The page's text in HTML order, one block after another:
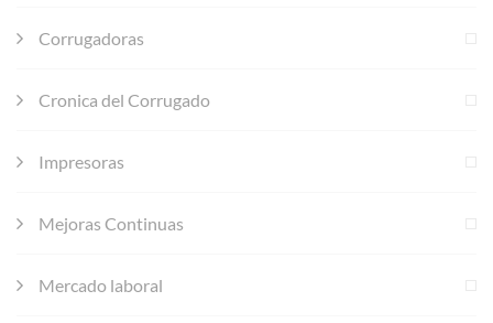
Corrugadoras
Cronica del Corrugado
Impresoras
Mejoras Continuas
Mercado laboral